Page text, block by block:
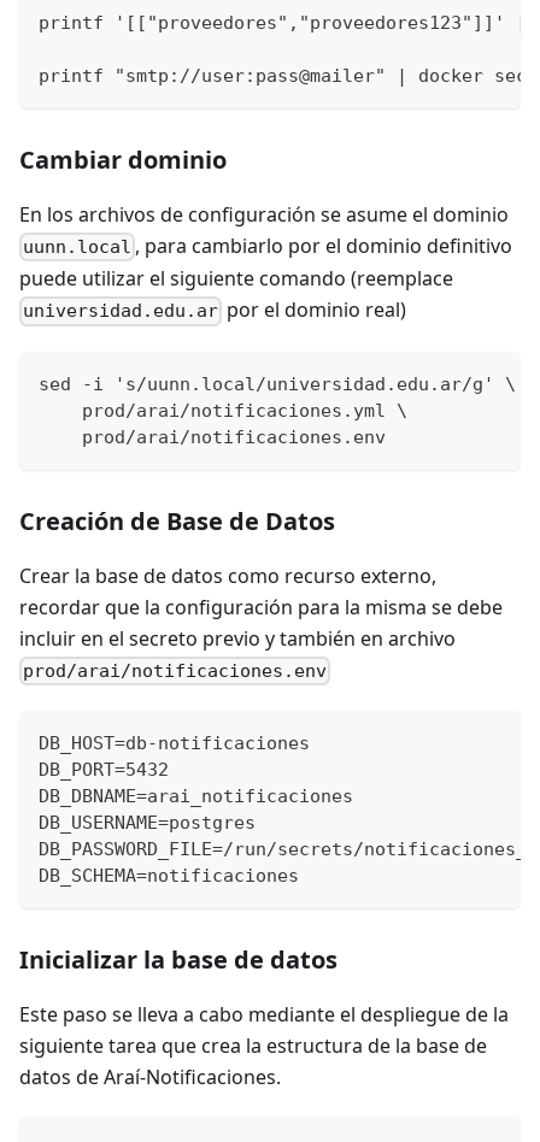
printf '[["proveedores","proveedores123"]]' |
printf "smtp://user:pass@mailer" | docker
Cambiar dominio
En los archivos de configuración se asume el dominio
uunn.local , para cambiarlo por el dominio definitivo
puede utilizar el siguiente comando (reemplace
universidad.edu.ar por el dominio real)
sed -i 's/uunn.local/universidad.edu.ar/g' \
    prod/arai/notificaciones.yml \
    prod/arai/notificaciones.env
Creación de Base de Datos
Crear la base de datos como recurso externo,
recordar que la configuración para la misma se debe
incluir en el secreto previo y también en archivo
prod/arai/notificaciones.env
DB_HOST=db-notificaciones
DB_PORT=5432
DB_DBNAME=arai_notificaciones
DB_USERNAME=postgres
DB_PASSWORD_FILE=/run/secrets/
DB_SCHEMA=notificaciones
Inicializar la base de datos
Este paso se lleva a cabo mediante el despliegue de la
siguiente tarea que crea la estructura de la base de
datos de Araí-Notificaciones.